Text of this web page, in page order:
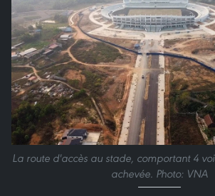
La route d'accès au stade, comportant 4
achevée. Photo: VNA